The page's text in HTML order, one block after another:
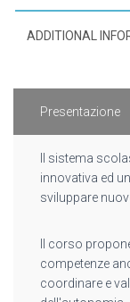
ADDITIONAL
Presentazione
Il sistema
innovativa ed
sviluppare
Il corso
competenze
coordinare e